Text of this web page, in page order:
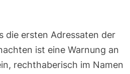
die ersten Adressaten der
ist eine Warnung an
rechthaberisch im Namen